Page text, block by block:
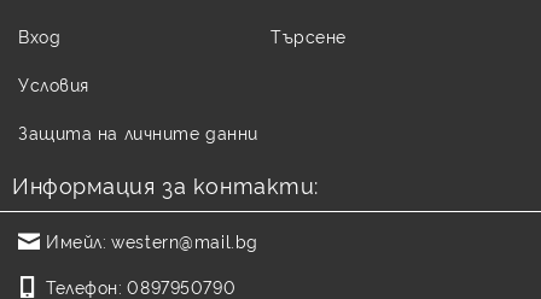
Вход Търсене
Условия
Защита на личните данни
Информация за контакти:
Имейл: western@mail.bg
Телефон: 0897950790